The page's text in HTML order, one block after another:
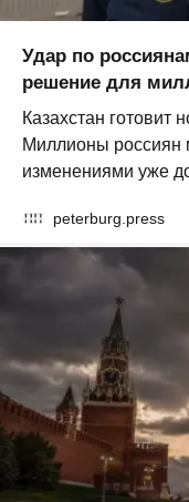
Удар по
решение для
Казахстан готовит
Миллионы россиян
изменениями уже
peterburg.press